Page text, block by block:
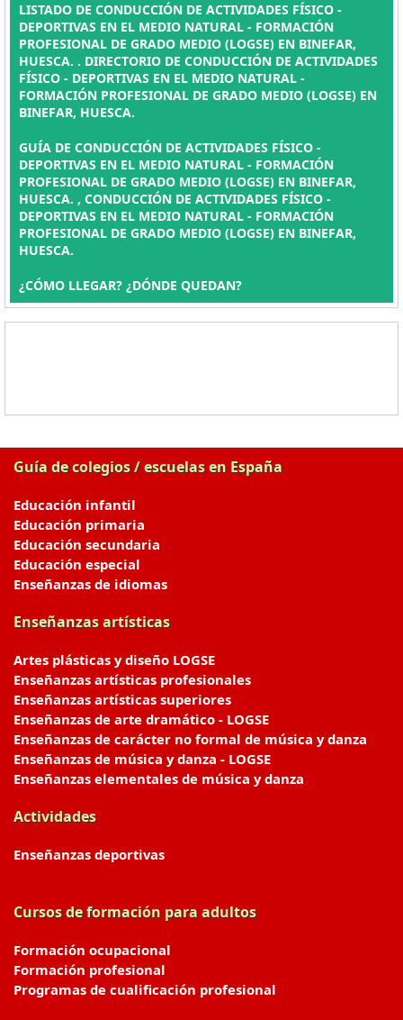
LISTADO DE CONDUCCIÓN DE ACTIVIDADES FÍSICO -
DEPORTIVAS EN EL MEDIO NATURAL - FORMACIÓN
PROFESIONAL DE GRADO MEDIO (LOGSE) EN BINEFAR,
HUESCA. . DIRECTORIO DE CONDUCCIÓN DE ACTIVIDADES
FÍSICO - DEPORTIVAS EN EL MEDIO NATURAL -
FORMACIÓN PROFESIONAL DE GRADO MEDIO (LOGSE) EN
BINEFAR, HUESCA.
GUÍA DE CONDUCCIÓN DE ACTIVIDADES FÍSICO -
DEPORTIVAS EN EL MEDIO NATURAL - FORMACIÓN
PROFESIONAL DE GRADO MEDIO (LOGSE) EN BINEFAR,
HUESCA. , CONDUCCIÓN DE ACTIVIDADES FÍSICO -
DEPORTIVAS EN EL MEDIO NATURAL - FORMACIÓN
PROFESIONAL DE GRADO MEDIO (LOGSE) EN BINEFAR,
HUESCA.
¿CÓMO LLEGAR? ¿DÓNDE QUEDAN?
Guía de colegios / escuelas en España
Educación infantil
Educación primaria
Educación secundaria
Educación especial
Enseñanzas de idiomas
Enseñanzas artísticas
Artes plásticas y diseño LOGSE
Enseñanzas artísticas profesionales
Enseñanzas artísticas superiores
Enseñanzas de arte dramático - LOGSE
Enseñanzas de carácter no formal de música y danza
Enseñanzas de música y danza - LOGSE
Enseñanzas elementales de música y danza
Actividades
Enseñanzas deportivas
Cursos de formación para adultos
Formación ocupacional
Formación profesional
Programas de cualificación profesional